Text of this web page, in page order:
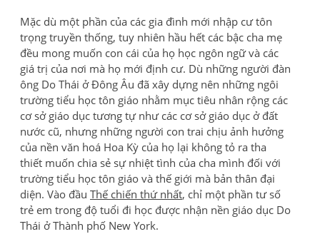
Mặc dù một phần của các gia đình mới nhập cư tôn
trọng truyền thống, tuy nhiên hầu hết các bậc cha mẹ
đều mong muốn con cái của họ học ngôn ngữ và các
giá trị của nơi mà họ mới định cư. Dù những người đàn
ông Do Thái ở Đông Âu đã xây dựng nên những ngôi
trường tiểu học tôn giáo nhằm mục tiêu nhân rộng các
cơ sở giáo dục tương tự như các cơ sở giáo dục ở đất
nước cũ, nhưng những người con trai chịu ảnh hưởng
của nền văn hoá Hoa Kỳ của họ lại không tỏ ra tha
thiết muốn chia sẻ sự nhiệt tình của cha mình đối với
trường tiểu học tôn giáo và thế giới mà bản thân đại
diện. Vào đầu Thế chiến thứ nhất, chỉ một phần tư số
trẻ em trong độ tuổi đi học được nhận nền giáo dục Do
Thái ở Thành phố New York.